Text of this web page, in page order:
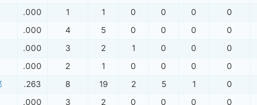
.000 1 1 0 0 0 0
.000 4 5 0 0 0 0
.000 3 2 1 0 0 0
.000 2 1 0 0 0 0
.263 8 19 2 5 1 0
.000 3 2 0 0 0 0